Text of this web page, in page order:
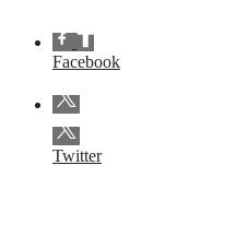
Facebook
Twitter